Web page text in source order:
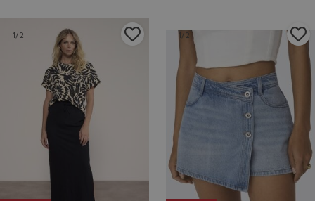
1/2 1/2